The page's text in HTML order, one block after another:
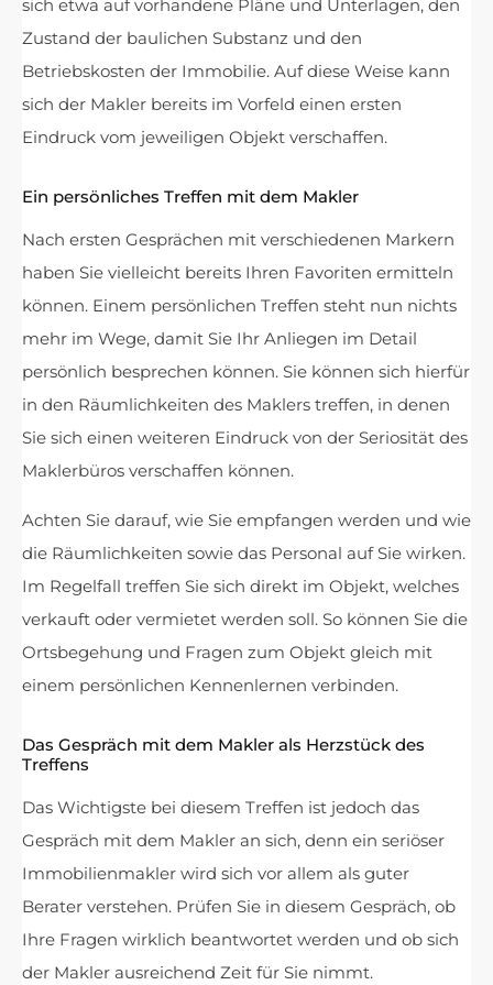
sich etwa auf vorhandene Pläne und Unterlagen, den
Zustand der baulichen Substanz und den
Betriebskosten der Immobilie. Auf diese Weise kann
sich der Makler bereits im Vorfeld einen ersten
Eindruck vom jeweiligen Objekt verschaffen.
Ein persönliches Treffen mit dem Makler
Nach ersten Gesprächen mit verschiedenen Markern
haben Sie vielleicht bereits Ihren Favoriten ermitteln
können. Einem persönlichen Treffen steht nun nichts
mehr im Wege, damit Sie Ihr Anliegen im Detail
persönlich besprechen können. Sie können sich hierfür
in den Räumlichkeiten des Maklers treffen, in denen
Sie sich einen weiteren Eindruck von der Seriosität des
Maklerbüros verschaffen können.
Achten Sie darauf, wie Sie empfangen werden und wie
die Räumlichkeiten sowie das Personal auf Sie wirken.
Im Regelfall treffen Sie sich direkt im Objekt, welches
verkauft oder vermietet werden soll. So können Sie die
Ortsbegehung und Fragen zum Objekt gleich mit
einem persönlichen Kennenlernen verbinden.
Das Gespräch mit dem Makler als Herzstück des
Treffens
Das Wichtigste bei diesem Treffen ist jedoch das
Gespräch mit dem Makler an sich, denn ein seriöser
Immobilienmakler wird sich vor allem als guter
Berater verstehen. Prüfen Sie in diesem Gespräch, ob
Ihre Fragen wirklich beantwortet werden und ob sich
der Makler ausreichend Zeit für Sie nimmt.